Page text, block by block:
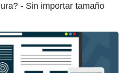
- Sin importar tamaño